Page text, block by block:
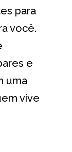
para
você.
e
uma
vive